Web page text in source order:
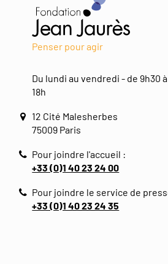
Penser pour agir
Du lundi au vendredi - de 9h30
18h
12 Cité Malesherbes
75009 Paris
Pour joindre l'accueil :
+33 (0)1 40 23 24 00
Pour joindre le service de
+33 (0)1 40 23 24 35